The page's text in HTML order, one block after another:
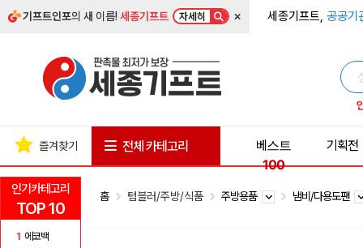
기프트인포의 새 이름!세종기프트 자세히 × 세종기프트, 공공기
인기카테고리
TOP 10
1 에코백
즐겨찾기 전체 카테고리
베스트
100
기획전
홈 텀블러/주방/식품 주방용품 냄비/다용도팬